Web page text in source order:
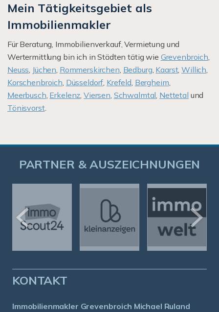
Mein Tätigkeitsgebiet als
Immobilienmakler
Für Beratung, Immobilienverkauf, Vermietung und
Wertermittlung bin ich in Städten tätig wie Grevenbroich,
Neuss, Jüchen, Rommerskirchen, Bedburg, Kaarst,Willich,
Korschenbroich, Düsseldorf, Krefeld, Bergheim,
Meerbusch, Erkelenz,Viersen, Schwalmtal, Nettetal und
Tönisvorst.
PARTNER & AUSZEICHNUNGEN
KONTAKT
Immobilienmakler Grevenbroich Michael Ruland